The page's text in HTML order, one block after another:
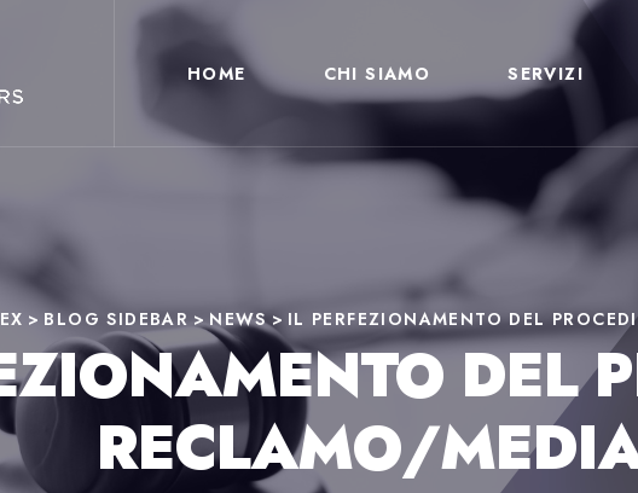
HOME CHI SIAMO SERVIZI
> BLOG SIDEBAR > NEWS> IL PERFEZIONAMENTO DEL
DEL
RECLAMO/